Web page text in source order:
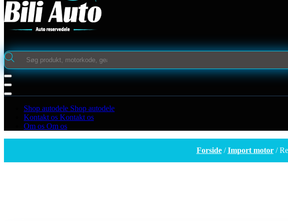
search
Shop autodele Shop autodele
Kontakt os Kontakt os
Om os Om os
Forside/Import motor/